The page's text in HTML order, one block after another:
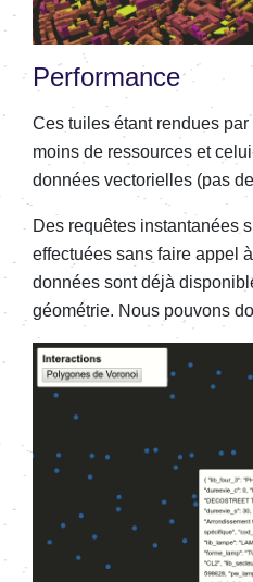
Performance
Ces tuiles étant rendues
moins de ressources et
données vectorielles (pas
Des requêtes instantanées
effectuées sans faire appel
données sont déjà
géométrie. Nous pouvons